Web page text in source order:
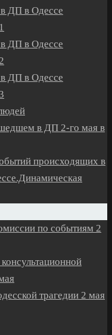
ДП в Одессе
ДП в Одессе
ДП в Одессе
в ДП 2-го мая в
происходящих в
по событиям 2
трагедии 2 мая